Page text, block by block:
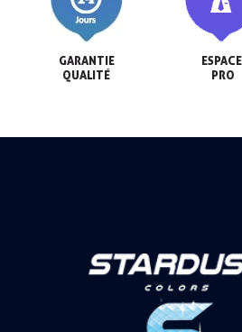
GARANTIE
QUALITÉ
ESPACE
PRO